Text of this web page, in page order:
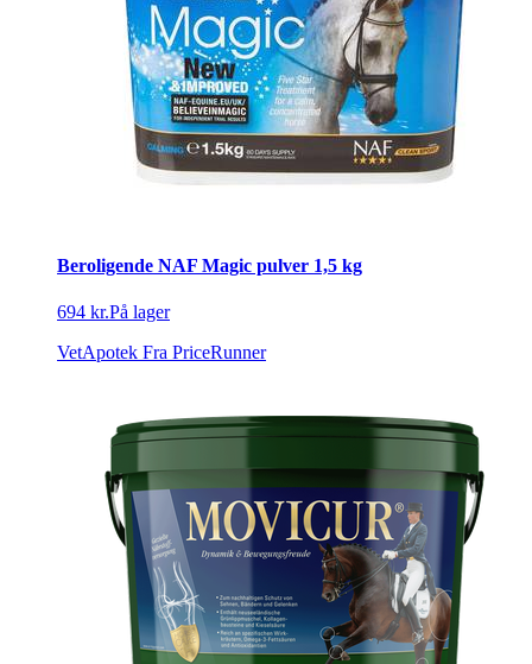
Beroligende NAF Magic pulver 1,5 kg
694 kr.På lager
VetApotek Fra PriceRunner